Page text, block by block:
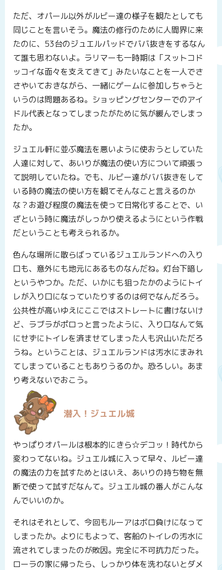
ただ、オパール以外がルビー達の様子を観たとしても
同じことを言いそう。魔法の修行のために人間界に来
たのに、53台のジュエルパッドでババ抜きをするなん
て誰も思わないよ。ラリマーも一時期は「スットコド
ッコイな面々を支えてきて」みたいなことを一人でさ
さやいておきながら、一緒にゲームに参加しちゃうと
いうのは問題あるね。ショッピングセンターでのアイ
ドル代表となってしまったがために気が緩んでしまっ
たか。
ジュエル軒に並ぶ魔法を悪いように使おうとしていた
人達に対して、あいりが魔法の使い方について頑張っ
て説明していたね。でも、ルビー達がババ抜きをして
いる時の魔法の使い方を観てそんなこと言えるのか
な？お遊び程度の魔法を使って日常化することで、い
ざという時に魔法がしっかり使えるようにという作戦
だということも考えられるか。
色んな場所に散らばっているジュエルランドへの入り
口も、意外にも地元にあるものなんだね。灯台下暗し
というやつか。ただ、いかにも狙ったかのようにトイ
レが入り口になっていたりするのは何でなんだろう。
公共性が高いゆえにここではストレートに書けないけ
ど、ラブラがポロっと言ったように、入り口なんて気
にせずにトイレを済ませてしまった人も沢山いただろ
うね。ということは、ジュエルランドは汚水にまみれ
てしまっていることもありうるのか。恐ろしい。あま
り考えないでおこう。
潜入！ジュエル城
やっぱりオパールは根本的にきら☆デコッ！時代から
変わってないね。ジュエル城に入って早々、ルビー達
の魔法の力を試すためとはいえ、あいりの持ち物を無
断で使って試すだなんて。ジュエル城の番人がこんな
んでいいのか。
それはそれとして、今回もルーアはボロ負けになって
しまったか。よりにもよって、客船のトイレの汚水に
流されてしまったのが敗因。完全に不可抗力だった。
ローラの家に帰ったら、しっかり体を洗わないとダメ